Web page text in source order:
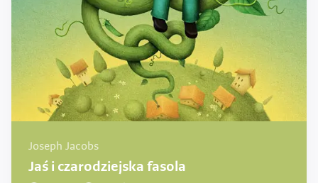
Joseph Jacobs
Jaś i czarodziejska fasola